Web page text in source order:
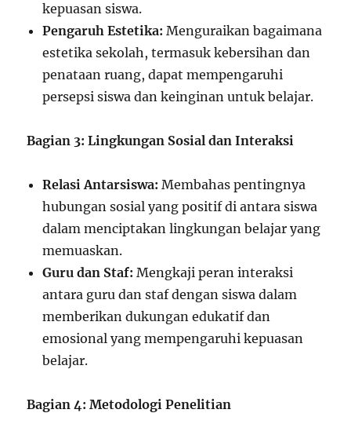
kepuasan siswa.
Pengaruh Estetika: Menguraikan bagaimana
estetika sekolah, termasuk kebersihan dan
penataan ruang, dapat mempengaruhi
persepsi siswa dan keinginan untuk belajar.
Bagian 3: Lingkungan Sosial dan Interaksi
Relasi Antarsiswa: Membahas pentingnya
hubungan sosial yang positif di antara siswa
dalam menciptakan lingkungan belajar yang
memuaskan.
Guru dan Staf: Mengkaji peran interaksi
antara guru dan staf dengan siswa dalam
memberikan dukungan edukatif dan
emosional yang mempengaruhi kepuasan
belajar.
Bagian 4: Metodologi Penelitian